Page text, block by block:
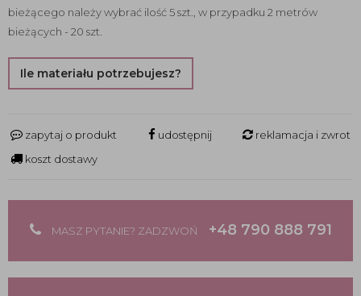
bieżącego należy wybrać ilość 5 szt., w przypadku 2 metrów
bieżących - 20 szt.
Ile materiału potrzebujesz?
zapytaj o produkt udostępnij
reklamacja i zwrot
koszt dostawy
MASZ PYTANIE? ZADZWOŃ +48 790 888 791